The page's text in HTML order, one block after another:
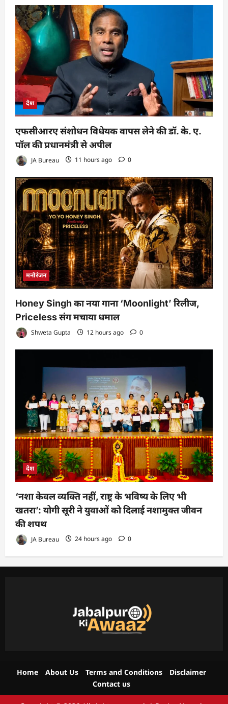
देश
एफसीआरए संशोधन विधेयक वापस लेने की डॉ. के. ए.
पॉल की प्रधानमंत्री से अपील
JA Bureau 11 hours ago 0
मनोरंजन
Honey Singh का नया गाना ‘Moonlight’ रिलीज,
Priceless संग मचाया धमाल
Shweta Gupta 12 hours ago 0
देश
‘नशा केवल व्यक्ति नहीं, राष्ट्र के भविष्य के लिए भी
खतरा’: योगी सूरी ने युवाओं को दिलाई नशामुक्त जीवन
की शपथ
JA Bureau 24 hours ago 0
Home About Us Terms and Conditions
Disclaimer
Contact us